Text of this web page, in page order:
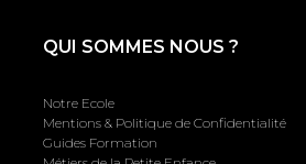
QUI SOMMES NOUS ?
Notre Ecole
Mentions & Politique de Confidentialité
Guides Formation